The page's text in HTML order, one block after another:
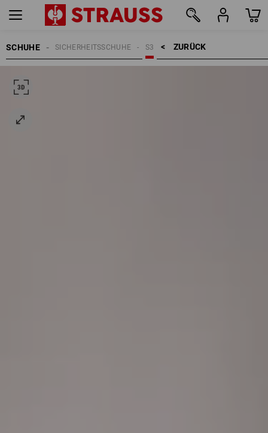
SCHUHE ZURÜCK    >
S3
SICHERHEITSSCHUHE